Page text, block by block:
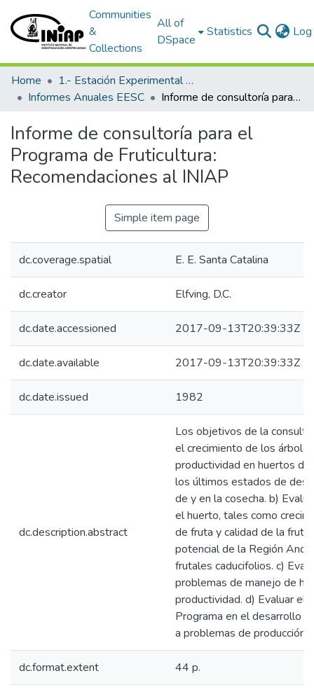
Communities
&
Collections
All of
DSpace
Statistics
Home
1.- Estación Experimental Santa Catalina
Informes Anuales EESC
Informe de consultoría para el Programa de Fruticultura: Recomendaciones al INIAP
Informe de consultoría para el
Programa de Fruticultura:
Recomendaciones al INIAP
Simple item page
dc.coverage.spatial E. E. Santa Catalina
dc.creator Elfving, D.C.
dc.date.accessioned 2017-09-13T20:39:33Z
dc.date.available 2017-09-13T20:39:33Z
dc.date.issued 1982
dc.description.abstract
Los objetivos de la
el crecimiento de los
productividad en huertos
los últimos estados de
de y en la cosecha. b)
el huerto, tales como
de fruta y calidad de la
potencial de la Región
frutales caducifolios. c)
problemas de manejo de
productividad. d) Evaluar el
Programa en el desarrollo
a problemas de producción
dc.format.extent 44 p.